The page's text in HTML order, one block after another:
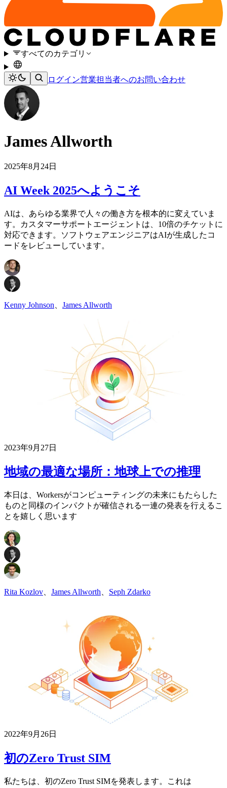
すべてのカテゴリ
ログイン営業担当者へのお問い合わせ
James Allworth
2025年8月24日
AI Week 2025へようこそ
AIは、あらゆる業界で人々の働き方を根本的に変えていま
す。カスタマーサポートエージェントは、10倍のチケットに
対応できます。ソフトウェアエンジニアはAIが生成したコ
ードをレビューしています。
Kenny Johnson James Allworth
2023年9月27日
地域の最適な場所：地球上での推理
本日は、Workersがコンピューティングの未来にもたらした
ものと同様のインパクトが確信される一連の発表を行えるこ
とを嬉しく思います
Rita Kozlov James Allworth Seph Zdarko
2022年9月26日
初のZero Trust SIM
私たちは、初のZero Trust SIMを発表します。これは